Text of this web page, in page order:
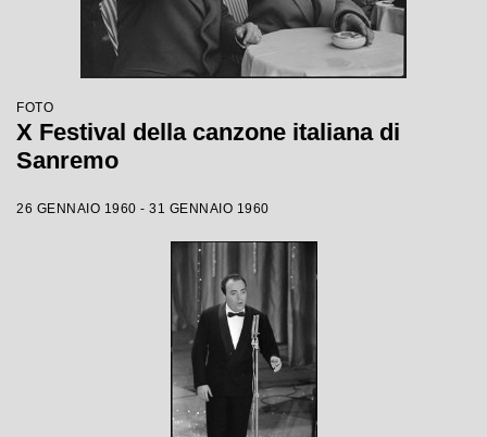
FOTO
X Festival della canzone italiana di
Sanremo
26 GENNAIO 1960 - 31 GENNAIO 1960